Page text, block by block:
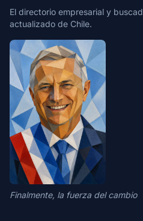
El directorio empresarial y
actualizado de Chile.
Finalmente, la fuerza del cambio